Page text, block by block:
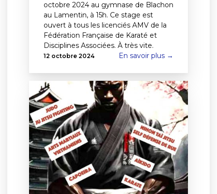
octobre 2024 au gymnase de Blachon
au Lamentin, à 15h. Ce stage est
ouvert à tous les licenciés AMV de la
Fédération Française de Karaté et
Disciplines Associées. À très vite.
12 octobre 2024 En savoir plus →